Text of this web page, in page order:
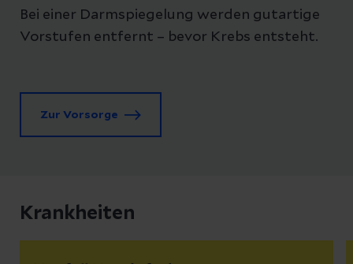
Bei einer Darmspiegelung werden gutartige
Vorstufen entfernt – bevor Krebs entsteht.
Zur Vorsorge
Krankheiten